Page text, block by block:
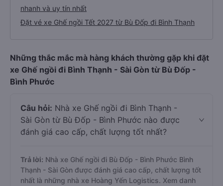
nhanh và uy tín nhất
Đặt vé xe Ghế ngồi Tết 2027 từ Bù Đốp đi Bình Thạnh
Những thắc mắc mà hàng khách thường gặp khi đặt
xe Ghế ngồi đi Bình Thạnh - Sài Gòn từ Bù Đốp -
Bình Phước
Câu hỏi: Nhà xe Ghế ngồi đi Bình Thạnh -
Sài Gòn từ Bù Đốp - Bình Phước nào được
đánh giá cao cấp, chất lượng tốt nhất?
Trả lời: Nhà xe Ghế ngồi đi Bù Đốp - Bình Phước Bình
Thạnh - Sài Gòn được đánh giá cao cấp, chất lượng tốt
nhất là những nhà xe Hoàng Yến Logistics. Xem danh